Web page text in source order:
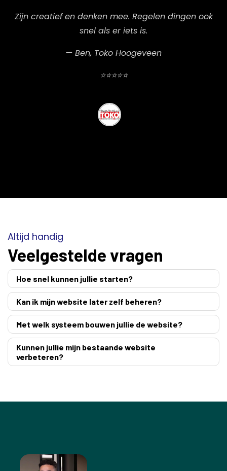
Zijn creatief en denken mee. Regelen dingen ook
snel als er iets is.
— Ben, Toko Hoogeveen
⭐⭐⭐⭐⭐
Altijd handig
Veelgestelde vragen
Hoe snel kunnen jullie starten?
Kan ik mijn website later zelf beheren?
Met welk systeem bouwen jullie de website?
Kunnen jullie mijn bestaande website
verbeteren?